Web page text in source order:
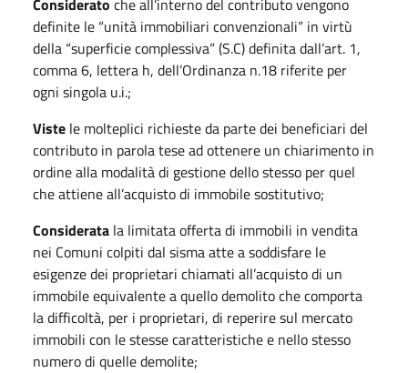
definite le “unità immobiliari convenzionali” in virtù
della “superficie complessiva” (S.C) definita dall’art. 1,
comma 6, lettera h, dell’Ordinanza n.18 riferite per
ogni singola u.i.;
Viste le molteplici richieste da parte dei beneficiari del
contributo in parola tese ad ottenere un chiarimento in
ordine alla modalità di gestione dello stesso per quel
che attiene all’acquisto di immobile sostitutivo;
Considerata la limitata offerta di immobili in vendita
nei Comuni colpiti dal sisma atte a soddisfare le
esigenze dei proprietari chiamati all’acquisto di un
immobile equivalente a quello demolito che comporta
la difficoltà, per i proprietari, di reperire sul mercato
immobili con le stesse caratteristiche e nello stesso
numero di quelle demolite;